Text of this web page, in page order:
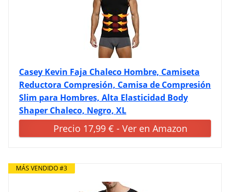
Casey Kevin Faja Chaleco Hombre, Camiseta
Reductora Compresión, Camisa de Compresión
Slim para Hombres, Alta Elasticidad Body
Shaper Chaleco, Negro, XL
Precio 17,99 € - Ver en Amazon
MÁS VENDIDO #3